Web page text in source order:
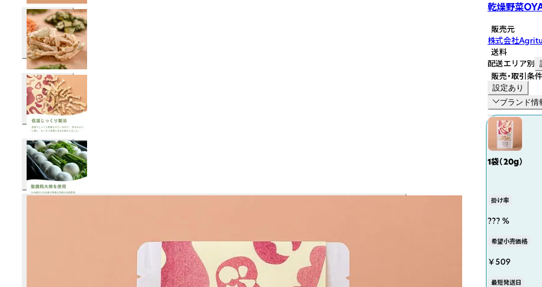
乾燥野菜
販売元
株式会社
送料
配送エリア別
販売・取引条件
設定あり
ブランド情
1袋（20g）
掛け率
??? %
希望小売価格
￥509
最短発送日